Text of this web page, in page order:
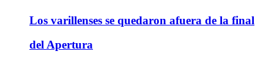
Los varillenses se quedaron afuera de la final
del Apertura